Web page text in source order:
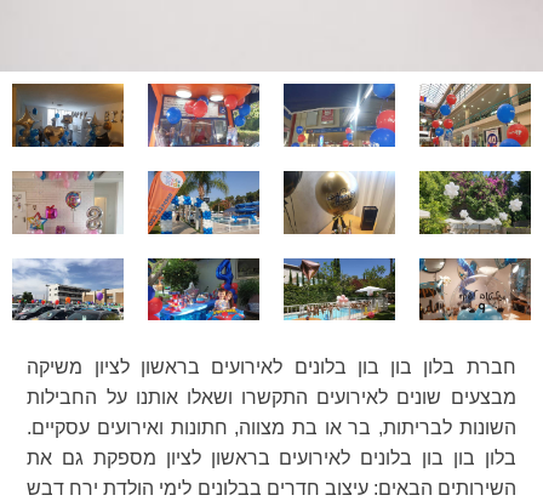
חברת בלון בון בון בלונים לאירועים בראשון לציון משיקה
מבצעים שונים לאירועים התקשרו ושאלו אותנו על החבילות
השונות לבריתות, בר או בת מצווה, חתונות ואירועים עסקיים.
בלון בון בון בלונים לאירועים בראשון לציון מספקת גם את
השירותים הבאים: עיצוב חדרים בבלונים לימי הולדת ירח דבש